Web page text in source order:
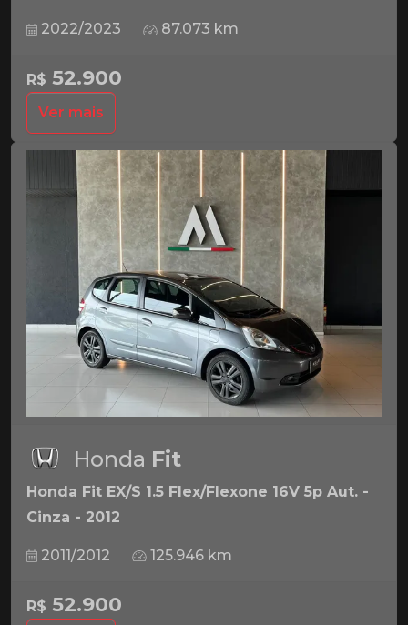
2022/2023 87.073 km
R$ 52.900
Ver mais
Honda Fit
Honda Fit EX/S 1.5 Flex/Flexone 16V 5p Aut. -
Cinza - 2012
2011/2012 125.946 km
R$ 52.900